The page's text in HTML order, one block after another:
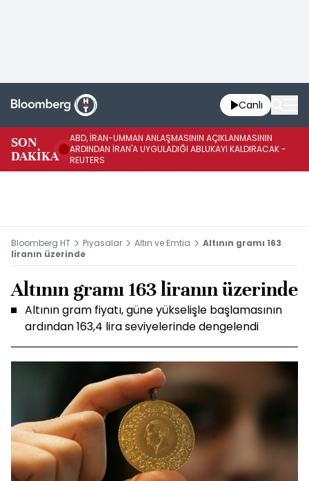
Canlı
SON
DAKİKA
ABD, İRAN-UMMAN ANLAŞMASININ AÇIKLANMASININ
ARDINDAN İRAN'A UYGULADIĞI ABLUKAYI KALDIRACAK -
REUTERS
Bloomberg HT Piyasalar Altın ve Emtia
Altının gramı 163
liranın üzerinde
Altının gramı 163 liranın üzerinde
Altının gram fiyatı, güne yükselişle başlamasının
ardından 163,4 lira seviyelerinde dengelendi